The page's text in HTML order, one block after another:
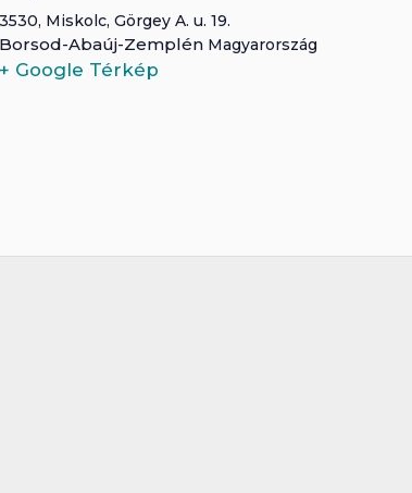
3530, Miskolc, Görgey A. u. 19.
Borsod-Abaúj-Zemplén Magyarország
+ Google Térkép